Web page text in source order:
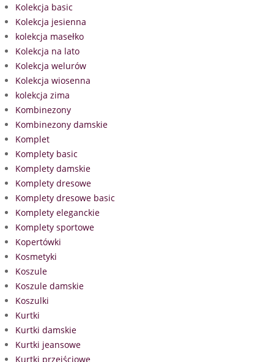
Kolekcja basic
Kolekcja jesienna
kolekcja masełko
Kolekcja na lato
Kolekcja welurów
Kolekcja wiosenna
kolekcja zima
Kombinezony
Kombinezony damskie
Komplet
Komplety basic
Komplety damskie
Komplety dresowe
Komplety dresowe basic
Komplety eleganckie
Komplety sportowe
Kopertówki
Kosmetyki
Koszule
Koszule damskie
Koszulki
Kurtki
Kurtki damskie
Kurtki jeansowe
Kurtki przejściowe